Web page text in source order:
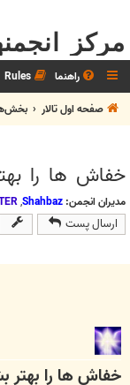
مرکز
راهنما Rules
صفحه اول تالار
خفاش ها را
مدیران انجمن: Shahbaz
,
ارسال پست
خفاش ها را بهتر